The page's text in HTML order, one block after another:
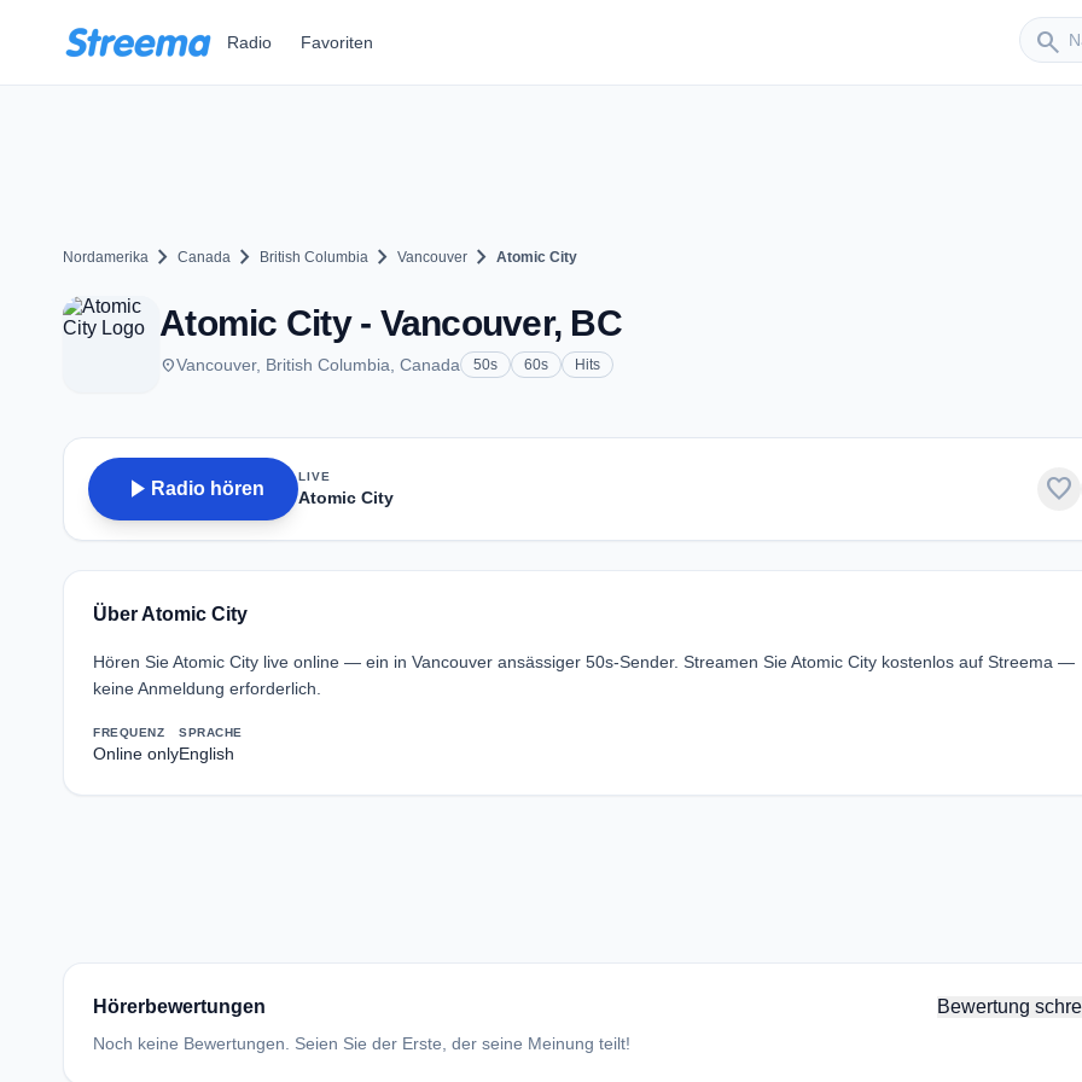
Radio Favoriten search
Nordamerika chevron_right Canada chevron_right British Columbia chevron_right Vancouver chevron_right Atomic City
Atomic City - Vancouver, BC
placeVancouver, British Columbia, Canada 50s 60s Hits
play_arrow Radio hören
LIVE
Atomic City favorite
Über Atomic City
Hören Sie Atomic City live online — ein in Vancouver ansässiger 50s-Sender. Streamen Sie Atomic City kostenlos auf Streema —
keine Anmeldung erforderlich.
FREQUENZ
Online only
SPRACHE
English
Hörerbewertungen Bewertung
Noch keine Bewertungen. Seien Sie der Erste, der seine Meinung teilt!